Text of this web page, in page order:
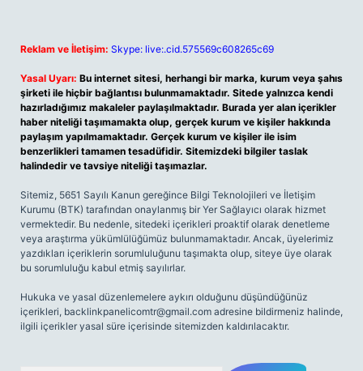
Reklam ve İletişim: Skype: live:.cid.575569c608265c69
Yasal Uyarı: Bu internet sitesi, herhangi bir marka, kurum veya şahıs
şirketi ile hiçbir bağlantısı bulunmamaktadır. Sitede yalnızca kendi
hazırladığımız makaleler paylaşılmaktadır. Burada yer alan içerikler
haber niteliği taşımamakta olup, gerçek kurum ve kişiler hakkında
paylaşım yapılmamaktadır. Gerçek kurum ve kişiler ile isim
benzerlikleri tamamen tesadüfidir. Sitemizdeki bilgiler taslak
halindedir ve tavsiye niteliği taşımazlar.
Sitemiz, 5651 Sayılı Kanun gereğince Bilgi Teknolojileri ve İletişim
Kurumu (BTK) tarafından onaylanmış bir Yer Sağlayıcı olarak hizmet
vermektedir. Bu nedenle, sitedeki içerikleri proaktif olarak denetleme
veya araştırma yükümlülüğümüz bulunmamaktadır. Ancak, üyelerimiz
yazdıkları içeriklerin sorumluluğunu taşımakta olup, siteye üye olarak
bu sorumluluğu kabul etmiş sayılırlar.
Hukuka ve yasal düzenlemelere aykırı olduğunu düşündüğünüz
içerikleri, backlinkpanelicomtr@gmail.com adresine bildirmeniz halinde,
ilgili içerikler yasal süre içerisinde sitemizden kaldırılacaktır.